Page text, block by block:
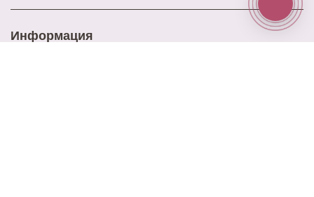
Информация